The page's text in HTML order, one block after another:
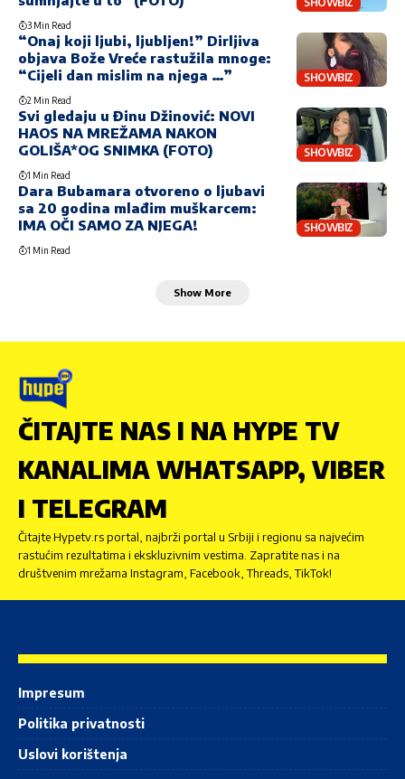
3 Min Read
SHOWBIZ
“Onaj koji ljubi, ljubljen!” Dirljiva
objava Bože Vreće rastužila mnoge:
“Cijeli dan mislim na njega …”
2 Min Read
SHOWBIZ
Svi gledaju u Đinu Džinović: NOVI
HAOS NA MREŽAMA NAKON
GOLIŠA*OG SNIMKA (FOTO)
1 Min Read
SHOWBIZ
Dara Bubamara otvoreno o ljubavi
sa 20 godina mlađim muškarcem:
IMA OČI SAMO ZA NJEGA!
1 Min Read
Show More
ČITAJTE NAS I NA HYPE TV
KANALIMA WHATSAPP, VIBER
I TELEGRAM
Čitajte Hypetv.rs portal, najbrži portal u Srbiji i regionu sa najvećim
rastućim rezultatima i ekskluzivnim vestima. Zapratite nas i na
društvenim mrežama Instagram, Facebook, Threads, TikTok!
Impresum
Politika privatnosti
Uslovi korištenja